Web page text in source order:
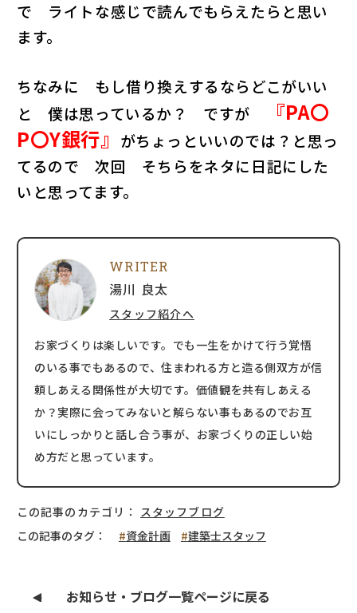
で ライトな感じで読んでもらえたらと思い
ます。
ちなみに もし借り換えするならどこがいい
と 僕は思っているか？ ですが
『PA〇
P〇Y銀行』 がちょっといいのでは？と思っ
てるので 次回 そちらをネタに日記にした
いと思ってます。
WRITER
湯川 良太
スタッフ紹介へ
お家づくりは楽しいです。でも一生をかけて行う覚悟
のいる事でもあるので、住まわれる方と造る側双方が信
頼しあえる関係性が大切です。価値観を共有しあえる
か？実際に会ってみないと解らない事もあるのでお互
いにしっかりと話し合う事が、お家づくりの正しい始
め方だと思っています。
この記事のカテゴリ： スタッフブログ
この記事のタグ：
資金計画 建築士スタッフ
お知らせ・ブログ一覧ページに戻る